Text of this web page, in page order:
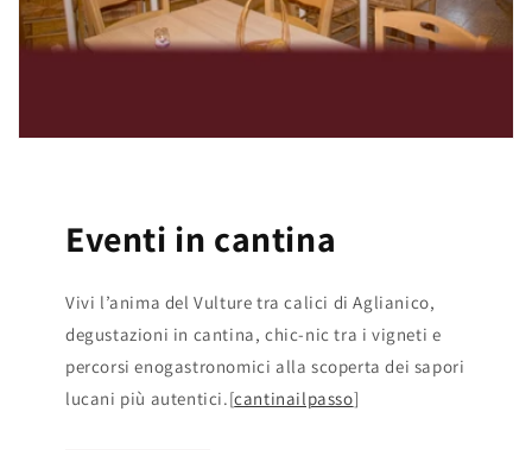
Eventi in cantina
Vivi l’anima del Vulture tra calici di Aglianico,
degustazioni in cantina, chic-nic tra i vigneti e
percorsi enogastronomici alla scoperta dei sapori
lucani più autentici.[cantinailpasso]​